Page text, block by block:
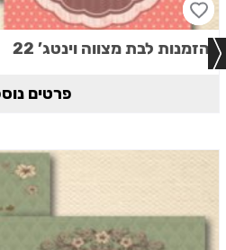
הזמנות לבת מצווה וינטג’ 22
פרטים